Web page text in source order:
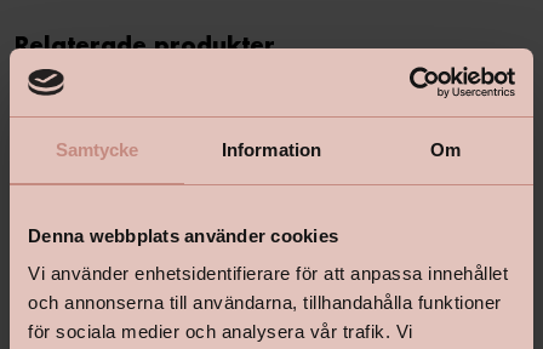
Samtycke Information Om
Denna webbplats använder cookies
Vi använder enhetsidentifierare för att anpassa innehållet
och annonserna till användarna, tillhandahålla funktioner
för sociala medier och analysera vår trafik. Vi
Relaterade produkter